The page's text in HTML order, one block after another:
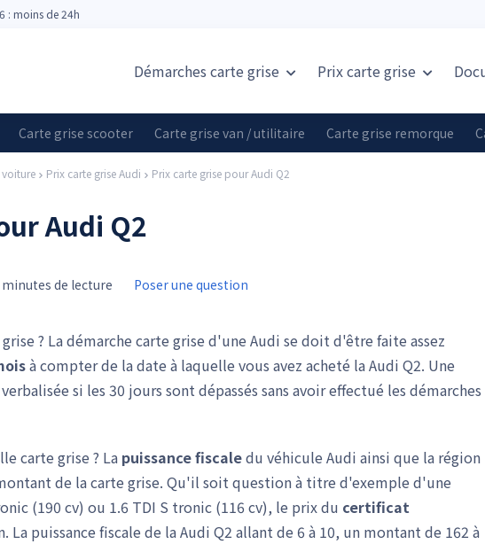
: moins de 24h
Démarches carte grise Prixcarte grise
Carte grise scooter Carte grise van / utilitaire Carte grise remorque
voiture Prix carte grise Audi Prix carte grise pour Audi Q2
Audi Q2
minutes de lecture Poser une question
? La démarche carte grise d'une Audi se doit d'être faite assez
à compter de la date à laquelle vous avez acheté la Audi Q2. Une
si les 30 jours sont dépassés sans avoir effectué les démarches
carte grise ? La puissance fiscaledu véhicule Audi ainsi que la région
de la carte grise. Qu'il soit question à titre d'exemple d'une
(190 cv) ou 1.6 TDI S tronic (116 cv), le prix du certificat
La puissance fiscale de la Audi Q2 allant de 6 à 10, un montant de 162 à